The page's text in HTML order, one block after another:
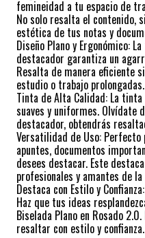
femineidad a tu espacio de
No solo resalta el contenido,
estética de tus notas y
Diseño Plano y Ergonómico:
destacador garantiza un
Resalta de manera eficiente
estudio o trabajo prolongadas.
Tinta de Alta Calidad: La
suaves y uniformes. Olvídate
destacador, obtendrás
Versatilidad de Uso:
apuntes, documentos
desees destacar. Este
profesionales y amantes de
Destaca con Estilo y Confianza:
Haz que tus ideas
Biselada Plano en Rosado
resaltar con estilo y confianza.